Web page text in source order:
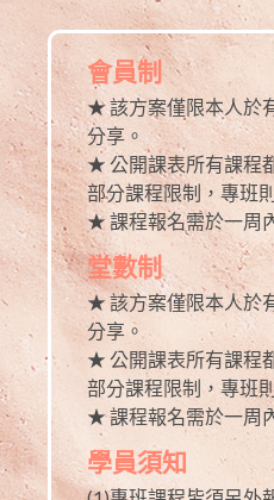
會員制
★ 該方案僅限本人於
分享。
★ 公開課表所有課程
部分課程限制，專班
★ 課程報名需於一周
堂數制
★ 該方案僅限本人於
分享。
★ 公開課表所有課程
部分課程限制，專班
★ 課程報名需於一周
學員須知